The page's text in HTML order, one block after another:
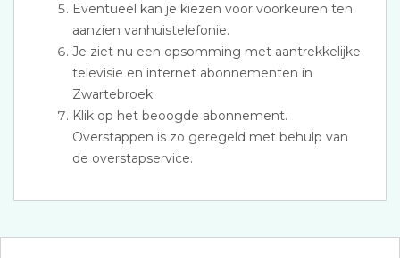
Eventueel kan je kiezen voor voorkeuren ten
aanzien vanhuistelefonie.
Je ziet nu een opsomming met aantrekkelijke
televisie en internet abonnementen in
Zwartebroek.
Klik op het beoogde abonnement.
Overstappen is zo geregeld met behulp van
de overstapservice.